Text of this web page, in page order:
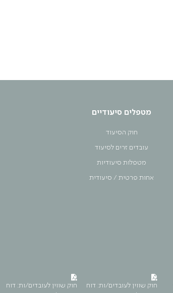
מטפלים סיעודיים
חוק הסיעוד
עובדים זרים לסיעוד
מטפלות סיעודיות
אחות פרטית / סיעודית
חוק שווין לעובדים/ות: דוח
חוק שווין לעובדים/ות: דוח